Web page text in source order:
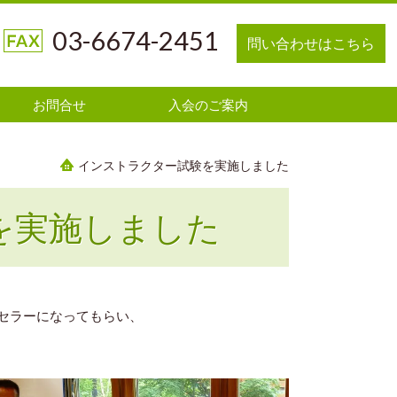
03-6674-2451 問い合わせはこちら
お問合せ 入会のご案内
インストラクター試験を実施しました
施しました
ーになってもらい、